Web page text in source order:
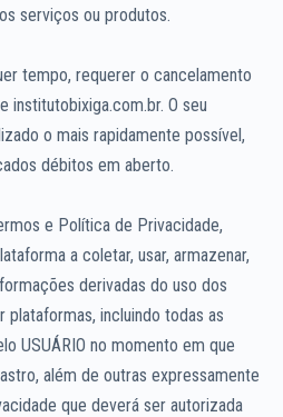
serviços ou produtos.
tempo, requerer o cancelamento
institutobixiga.com.br. O seu
o mais rapidamente possível,
débitos em aberto.
e Política de Privacidade,
a coletar, usar, armazenar,
derivadas do uso dos
incluindo todas as
USUÁRIO no momento em que
além de outras expressamente
que deverá ser autorizada